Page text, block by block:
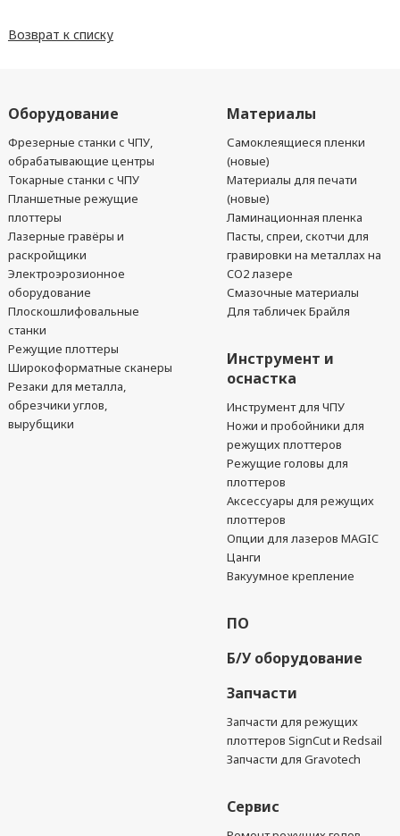
Возврат к списку
Оборудование
Фрезерные станки с ЧПУ,
обрабатывающие центры
Токарные станки с ЧПУ
Планшетные режущие
плоттеры
Лазерные гравёры и
раскройщики
Электроэрозионное
оборудование
Плоскошлифовальные
станки
Режущие плоттеры
Широкоформатные сканеры
Резаки для металла,
обрезчики углов,
вырубщики
Материалы
Самоклеящиеся пленки
(новые)
Материалы для печати
(новые)
Ламинационная пленка
Пасты, спреи, скотчи для
гравировки на металлах на
CO2 лазере
Смазочные материалы
Для табличек Брайля
Инструмент и
оснастка
Инструмент для ЧПУ
Ножи и пробойники для
режущих плоттеров
Режущие головы для
плоттеров
Аксессуары для режущих
плоттеров
Опции для лазеров MAGIC
Цанги
Вакуумное крепление
ПО
Б/У оборудование
Запчасти
Запчасти для режущих
плоттеров SignCut и Redsail
Запчасти для Gravotech
Сервис